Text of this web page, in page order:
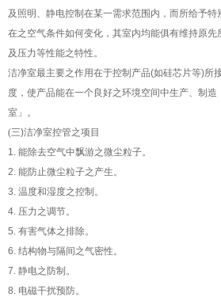
及照明、静电控制在某一需求范围内，而所给予
在之 空气条件如何变化，其室内均能俱有维持原
及压力等性能之特性。
洁净室最主要之作用在于控制产品(如硅芯片等)所
度，使产品能在一个良好之环境空间中生产、制
室」。
(三)洁净室控管之项目
1. 能除去空气中飘游之微尘粒子。
2. 能防止微尘粒子之产生。
3. 温度和湿度之控制。
4. 压力之调节。
5. 有害气体之排除。
6. 结构物与隔间之气密性。
7. 静电之防制。
8. 电磁干扰预防。